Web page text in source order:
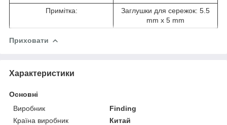
Примітка:
Заглушки для сережок: 5.5
mm x 5 mm
Приховати
Характеристики
Основні
Виробник
Finding
Країна виробник
Китай